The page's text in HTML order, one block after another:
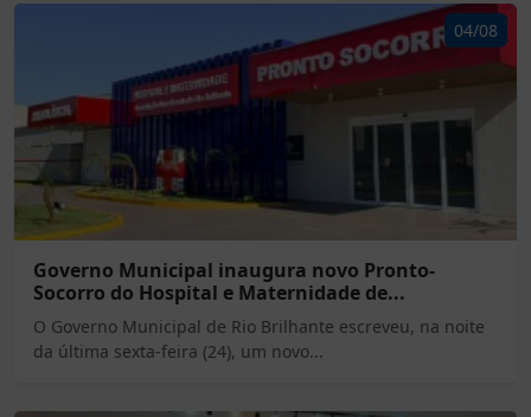
04/08
Governo Municipal inaugura novo Pronto-
Socorro do Hospital e Maternidade de...
O Governo Municipal de Rio Brilhante escreveu, na noite
da última sexta-feira (24), um novo...